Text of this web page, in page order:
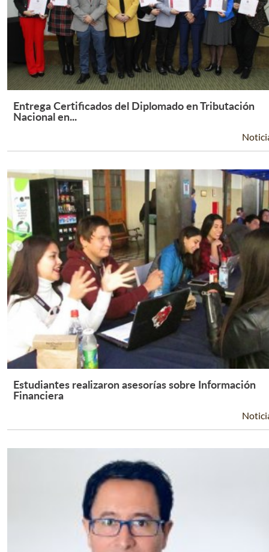
Leer Más +
Entrega Certificados del Diplomado en Tributación
Nacional en...
Leer Más +
Estudiantes realizaron asesorías sobre Información
Financiera